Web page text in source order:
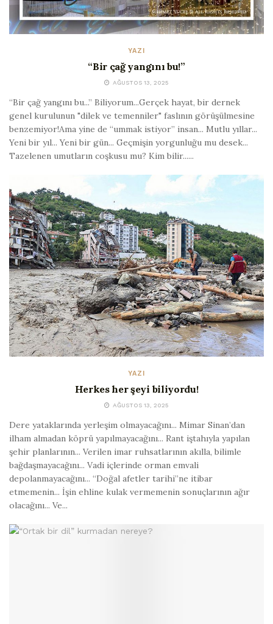
YAZI
“Bir çağ yangını bu!”
AĞUSTOS 13, 2025
“Bir çağ yangını bu...” Biliyorum...Gerçek hayat, bir dernek
genel kurulunun "dilek ve temenniler" faslının görüşülmesine
benzemiyor!Ama yine de “ummak istiyor” insan... Mutlu yıllar...
Yeni bir yıl... Yeni bir gün... Geçmişin yorgunluğu mu desek...
Tazelenen umutların coşkusu mu? Kim bilir......
YAZI
Herkes her şeyi biliyordu!
AĞUSTOS 13, 2025
Dere yataklarında yerleşim olmayacağını... Mimar Sinan’dan
ilham almadan köprü yapılmayacağını... Rant iştahıyla yapılan
şehir planlarının... Verilen imar ruhsatlarının akılla, bilimle
bağdaşmayacağını... Vadi içlerinde orman emvali
depolanmayacağını... “Doğal afetler tarihi”ne itibar
etmemenin... İşin ehline kulak vermemenin sonuçlarının ağır
olacağını... Ve...